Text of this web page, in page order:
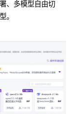
、多模型自由切
。